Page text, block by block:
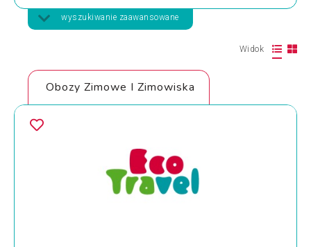
wyszukiwanie zaawansowane
Widok
Obozy Zimowe I Zimowiska